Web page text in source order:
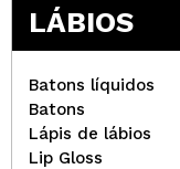
LÁBIOS
Batons líquidos
Batons
Lápis de lábios
Lip Gloss